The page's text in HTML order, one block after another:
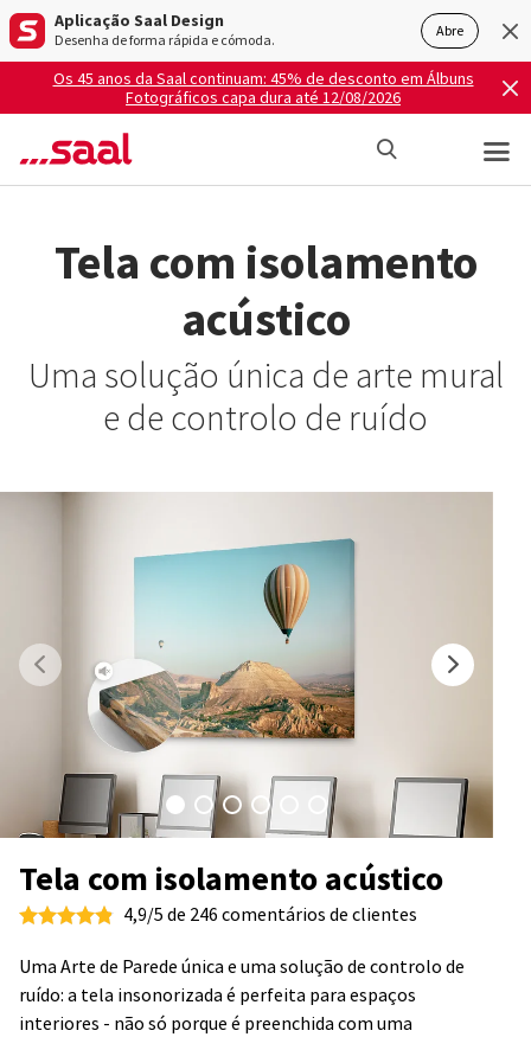
Aplicação Saal Design
Desenha de forma rápida e cómoda. Abre
Os 45 anos da Saal continuam: 45% de desconto em Álbuns
Fotográficos capa dura até 12/08/2026
Tela com isolamento
acústico
Uma solução única de arte mural
e de controlo de ruído
Tela com isolamento acústico
4,9/5 de 246 comentários de clientes
Uma Arte de Parede única e uma solução de controlo de
ruído: a tela insonorizada é perfeita para espaços
interiores - não só porque é preenchida com uma